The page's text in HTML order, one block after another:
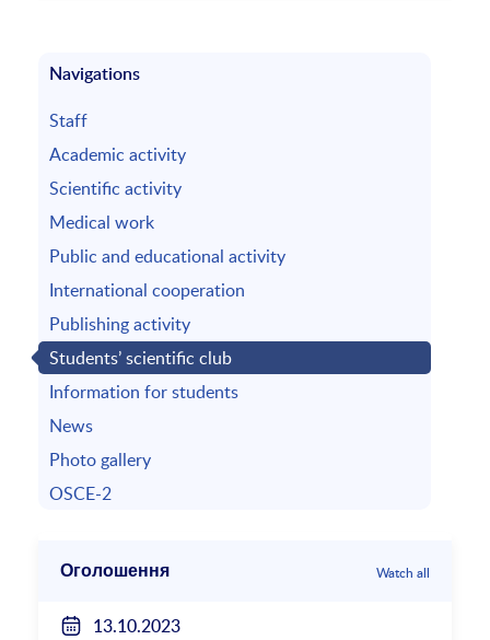
Navigations
Staff
Academic activity
Scientific activity
Medical work
Public and educational activity
International cooperation
Publishing activity
Students’ scientific club
Information for students
News
Photo gallery
OSCE-2
Оголошення Watch all
13.10.2023